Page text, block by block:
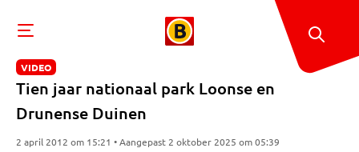
VIDEO
Tien jaar nationaal park Loonse en
Drunense Duinen
2 april 2012 om 15:21 • Aangepast 2 oktober 2025 om 05:39